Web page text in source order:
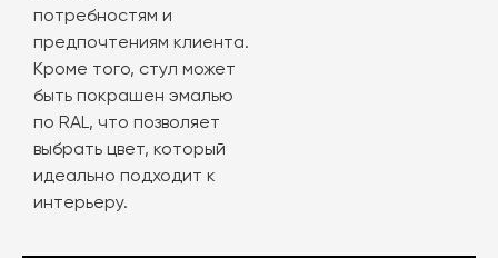
потребностям и
предпочтениям клиента.
Кроме того, стул может
быть покрашен эмалью
по RAL, что позволяет
выбрать цвет, который
идеально подходит к
интерьеру.